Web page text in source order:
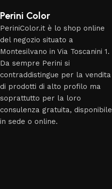
Perini Color
PeriniColor.it è lo shop online
del negozio situato a
Montesilvano in Via Toscanini 1.
Da sempre Perini si
contraddistingue per la vendita
di prodotti di alto profilo ma
soprattutto per la loro
consulenza gratuita, disponibile
in sede o online.